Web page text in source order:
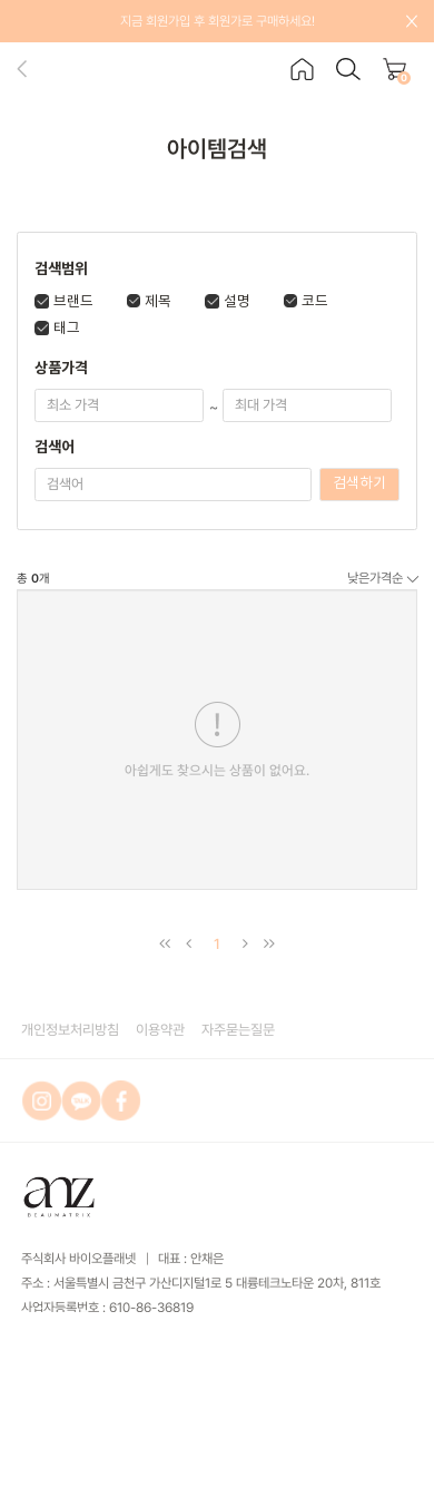
지금 회원가입 후 회원가로 구매하세요!
0
아이템검색
검색범위
브랜드 제목 설명
코드
태그
상품가격
~
검색어
검색하기
총 0개 낮은가격순
아쉽게도 찾으시는 상품이 없어요.
1
개인정보처리방침 이용약관 자주묻는질문
주식회사 바이오플래넷
대표 : 안채은
주소 : 서울특별시 금천구 가산디지털1로 5 대륭테크노타운 20차, 811호
사업자등록번호 : 610-86-36819